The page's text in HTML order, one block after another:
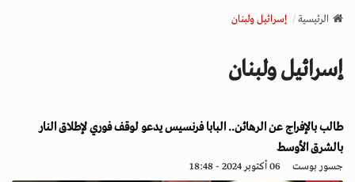
v
a
o
n
الرئيسية إسرائيل ولبنان
إسرائيل ولبنان
طالب بالإفراج عن الرهائن.. البابا فرنسيس يدعو لوقف فوري لإطلاق النار
بالشرق الأوسط
جسور بوست 06 أكتوبر 2024 - 18:48